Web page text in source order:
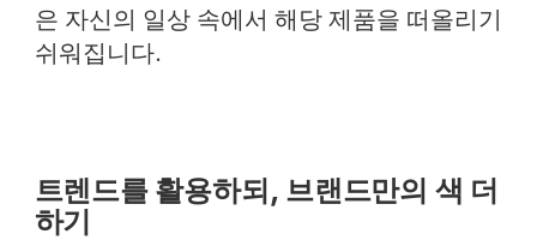
은 자신의 일상 속에서 해당 제품을 떠올리기
쉬워집니다.
트렌드를 활용하되, 브랜드만의 색 더
하기